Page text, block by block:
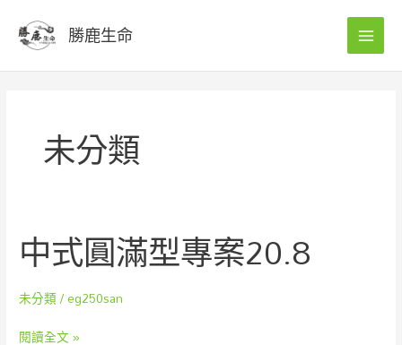
要
勝鹿生命
未分類
中式圓滿型專案20.8
未分類/eg250san
中
式
圓
滿
型
閱讀全文 »
類